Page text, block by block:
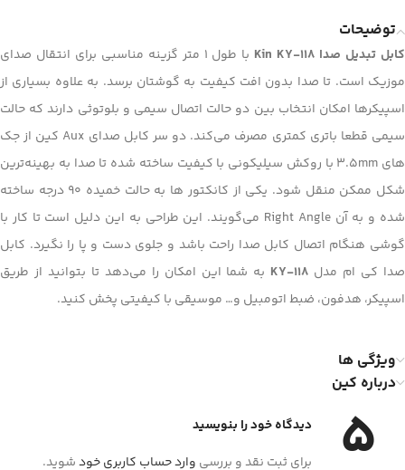
توضیحات
کابل تبدیل صدا Kin KY-118
با طول ۱ متر گزینه مناسبی برای انتقال صدای
موزیک است. تا صدا بدون افت کیفیت به گوشتان برسد. به علاوه بسیاری از
اسپیکرها امکان انتخاب بین دو حالت اتصال سیمی و بلوتوثی دارند که حالت
سیمی قطعا باتری کمتری مصرف می‌کند. دو سر کابل صدای Aux کین از جک
های 3.5mm با روکش سیلیکونی با کیفیت ساخته شده تا صدا به بهینه‌ترین
شکل ممکن منقل شود. یکی از کانکتور ها به حالت خمیده ۹۰ درجه ساخته
شده و به آن Right Angle می‌گویند. این طراحی به این دلیل است تا کار با
گوشی هنگام اتصال کابل صدا راحت باشد و جلوی دست و پا را نگیرد. کابل
صدا کی ام مدل KY-118 به شما این امکان را می‌دهد تا بتوانید از طریق
اسپیکر، هدفون، ضبط اتومبیل و… موسیقی با کیفیتی پخش کنید.
ویژگی ها
درباره کین
5
دیدگاه خود را بنویسید
برای ثبت نقد و بررسی وارد حساب کاربری خودشوید.